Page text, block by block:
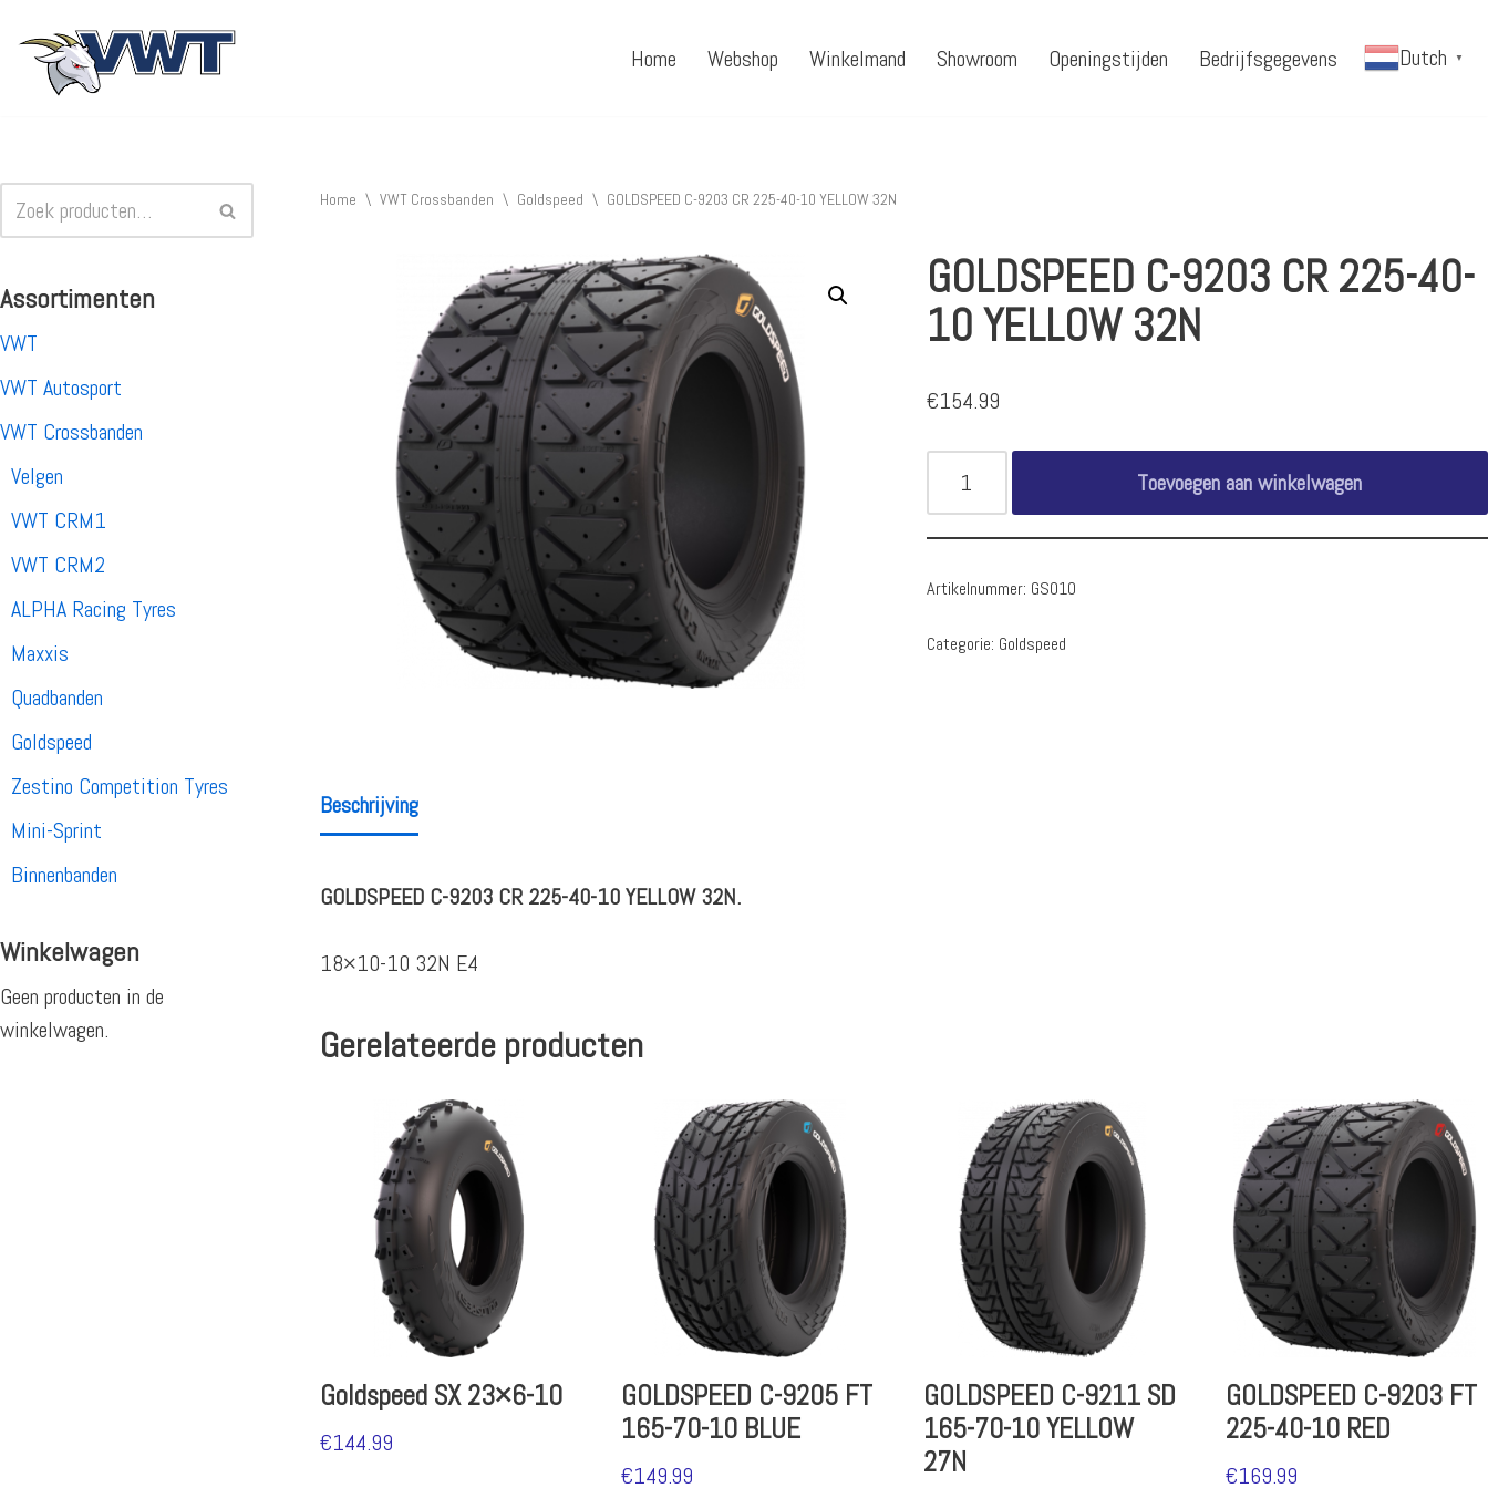
Ga
Home Webshop Winkelmand Showroom Openingstijden Bedrijfsgegevens Dutch ▼
Assortimenten
VWT
VWT Autosport
VWT Crossbanden
Velgen
VWT CRM1
VWT CRM2
ALPHA Racing Tyres
Maxxis
Quadbanden
Goldspeed
Zestino Competition Tyres
Mini-Sprint
Binnenbanden
Winkelwagen
Geen producten in de
winkelwagen.
Home \ VWT Crossbanden \ Goldspeed \ GOLDSPEED C-9203 CR 225-40-10 YELLOW 32N
GOLDSPEED C-9203 CR 225-40-
10 YELLOW 32N
€154.99
Toevoegen aan winkelwagen
Artikelnummer: GS010
Categorie: Goldspeed
Beschrijving
GOLDSPEED C-9203 CR 225-40-10 YELLOW 32N.
18×10-10 32N E4
Gerelateerde producten
Goldspeed SX 23×6-10
€144.99
GOLDSPEED C-9205 FT
165-70-10 BLUE
€149.99
GOLDSPEED C-9211 SD
165-70-10 YELLOW
27N
GOLDSPEED C-9203 FT
225-40-10 RED
€169.99